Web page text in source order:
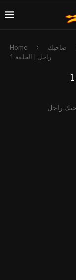
Home
صاحبك
راجل | الحلقة 1